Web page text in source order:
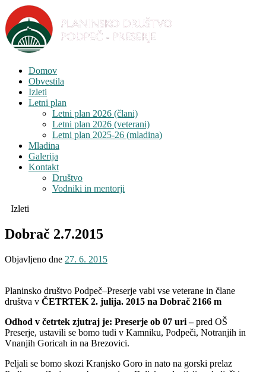
Domov
Obvestila
Izleti
Letni plan
Letni plan 2026 (člani)
Letni plan 2026 (veterani)
Letni plan 2025-26 (mladina)
Mladina
Galerija
Kontakt
Društvo
Vodniki in mentorji
Izleti
Dobrač 2.7.2015
Objavljeno dne 27. 6. 2015
Planinsko društvo Podpeč–Preserje vabi vse veterane in člane
društva v ČETRTEK 2. julija. 2015 na Dobrač 2166 m
Odhod v četrtek zjutraj je: Preserje ob 07 uri –pred OŠ
Preserje, ustavili se bomo tudi v Kamniku, Podpeči, Notranjih in
Vnanjih Goricah in na Brezovici.
Peljali se bomo skozi Kranjsko Goro in nato na gorski prelaz